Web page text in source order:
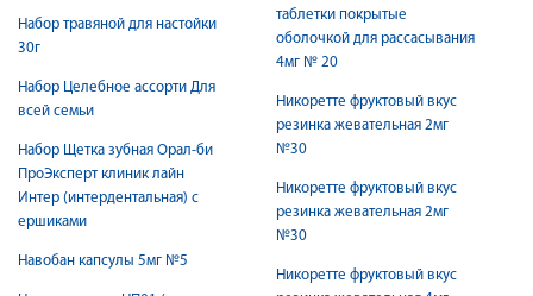
Набор травяной для настойки
30г
Набор Целебное ассорти Для
всей семьи
Набор Щетка зубная Орал-би
ПроЭксперт клиник лайн
Интер (интердентальная) с
ершиками
Навобан капсулы 5мг №5
таблетки покрытые
оболочкой для рассасывания
4мг № 20
Никоретте фруктовый вкус
резинка жевательная 2мг
№30
Никоретте фруктовый вкус
резинка жевательная 2мг
№30
Никоретте фруктовый вкус